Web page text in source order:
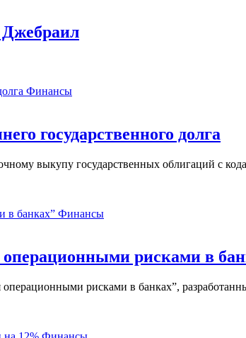
Финансы
государственного долга
выкупу государственных облигаций с
Финансы
рисками в
рисками в банках”,